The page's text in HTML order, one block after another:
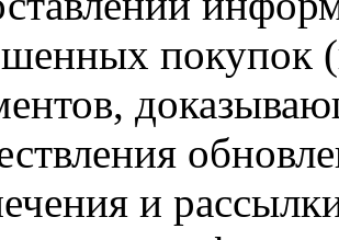
покупок
и